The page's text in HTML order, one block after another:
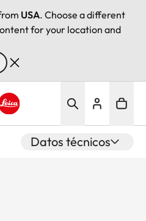
USA. Choose a different
for your location and
Datos técnicos